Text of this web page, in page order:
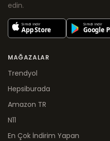
edin.
MAĞAZALAR
Trendyol
Hepsiburada
Amazon TR
N11
En Çok İndirim Yapan